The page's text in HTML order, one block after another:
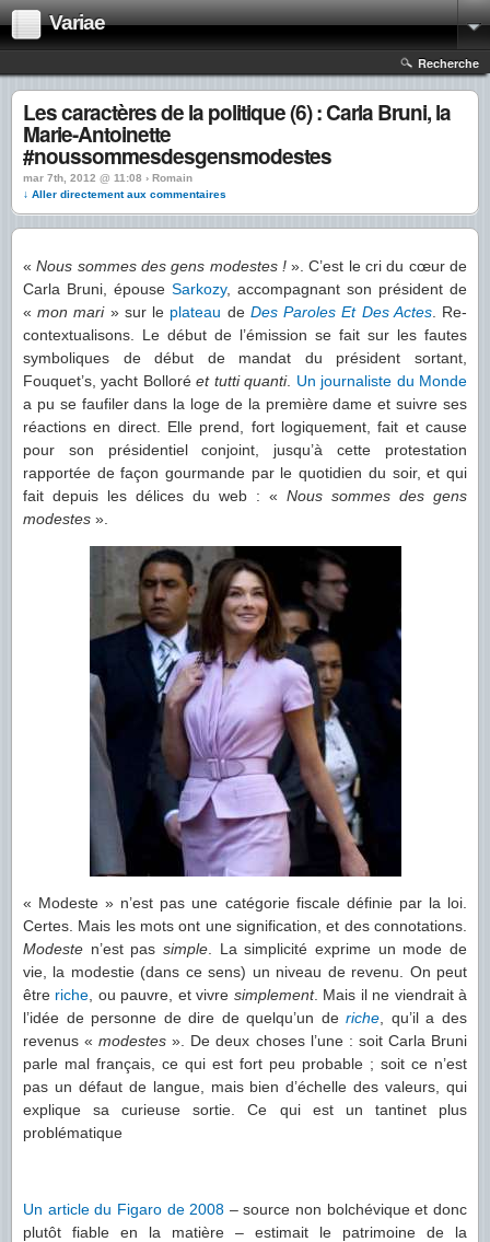
Variae
Recherche
Les caractères de la politique (6) : Carla Bruni, la
Marie-Antoinette
#noussommesdesgensmodestes
mar 7th, 2012 @ 11:08 › Romain
↓ Aller directement aux commentaires
«Nous sommes des gens modestes !». C’est le cri du cœur de
Carla Bruni, épouse Sarkozy, accompagnant son président de
«mon mari» sur le plateau de Des Paroles Et Des Actes. Re-
contextualisons. Le début de l’émission se fait sur les fautes
symboliques de début de mandat du président sortant,
Fouquet’s, yacht Bolloréet tutti quanti. Un journaliste du Monde
a pu se faufiler dans la loge de la première dame et suivre ses
réactions en direct. Elle prend, fort logiquement, fait et cause
pour son présidentiel conjoint, jusqu’à cette protestation
rapportée de façon gourmande par le quotidien du soir, et qui
fait depuis les délices du web : « Nous sommes des gens
modestes ».
« Modeste » n’est pas une catégorie fiscale définie par la loi.
Certes. Mais les mots ont une signification, et des connotations.
Modeste n’est pas simple . La simplicité exprime un mode de
vie, la modestie (dans ce sens) un niveau de revenu. On peut
être riche , ou pauvre, et vivre simplement. Mais il ne viendrait à
l’idée de personne de dire de quelqu’un deriche , qu’il a des
revenus «modestes ». De deux choses l’une : soit Carla Bruni
parle mal français, ce qui est fort peu probable ; soit ce n’est
pas un défaut de langue, mais bien d’échelle des valeurs, qui
explique sa curieuse sortie. Ce qui est un tantinet plus
problématique
Un article du Figaro de 2008 – source non bolchévique et donc
plutôt fiable en la matière – estimait le patrimoine de la